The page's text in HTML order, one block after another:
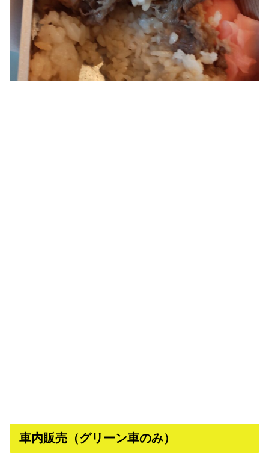
車内販売（グリーン車のみ）